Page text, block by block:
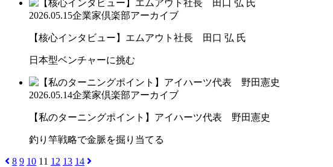
2026.05.15企業家倶楽部アーカイブ
【核心インタビュー】エムアウト社長 田口 弘 氏
日本型ベンチャーに挑む
2026.05.14企業家倶楽部アーカイブ
【私のターニングポイント】アイハーツ代表 野田憲史
釣り竿戦略で金脈を掘り当てる
8 9 10 11 12 13 14